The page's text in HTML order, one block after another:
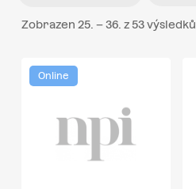
Zobrazen 25. – 36. z 53 výsledků
Online